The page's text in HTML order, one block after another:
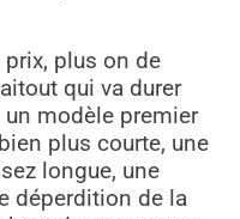
plus on de
qui va durer
un modèle premier
plus courte, une
longue, une
déperdition de la